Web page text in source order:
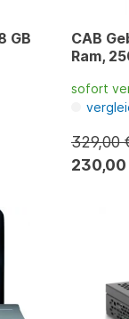
GB
CAB
Ram,
sofort
329,00
230,00